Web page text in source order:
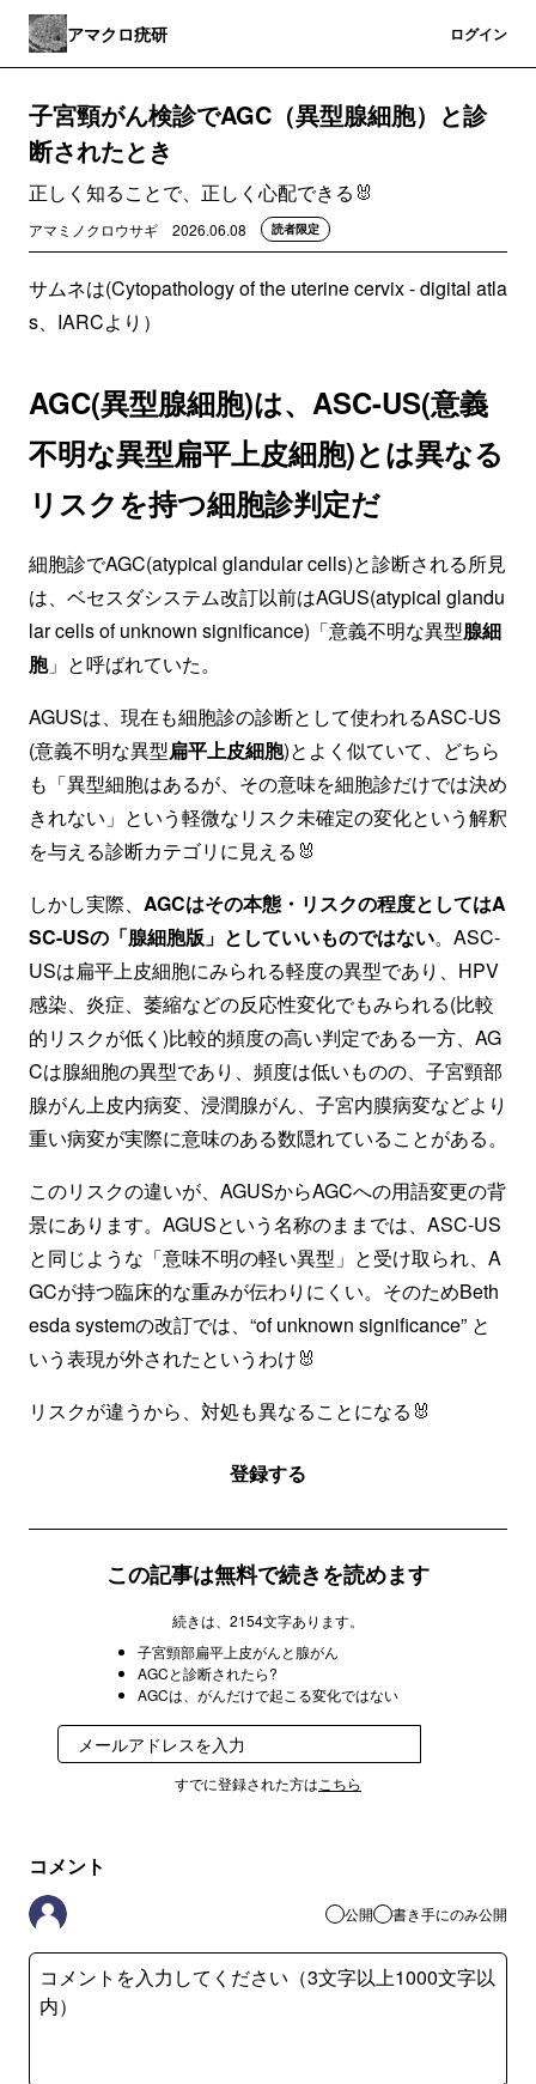
アマクロ疣研 ログイン
子宮頸がん検診でAGC（異型腺細胞）と診
断されたとき
正しく知ることで、正しく心配できる🐰
アマミノクロウサギ 2026.06.08 読者限定
サムネは(Cytopathology of the uterine cervix - digital atla
s、IARCより）
AGC(異型腺細胞)は、ASC-US(意義
不明な異型扁平上皮細胞)とは異なる
リスクを持つ細胞診判定だ
細胞診でAGC(atypical glandular cells)と診断される所見
は、ベセスダシステム改訂以前はAGUS(atypical glandu
lar cells of unknown significance)「意義不明な異型腺細
胞」と呼ばれていた。
AGUSは、現在も細胞診の診断として使われるASC-US
(意義不明な異型扁平上皮細胞)とよく似ていて、どちら
も「異型細胞はあるが、その意味を細胞診だけでは決め
きれない」という軽微なリスク未確定の変化という解釈
を与える診断カテゴリに見える🐰
しかし実際、 AGCはその本態・リスクの程度としてはA
SC-USの「腺細胞版」としていいものではない。ASC-
USは扁平上皮細胞にみられる軽度の異型であり、HPV
感染、炎症、萎縮などの反応性変化でもみられる(比較
的リスクが低く)比較的頻度の高い判定である一方、AG
Cは腺細胞の異型であり、頻度は低いものの、子宮頸部
腺がん上皮内病変、浸潤腺がん、子宮内膜病変などより
重い病変が実際に意味のある数隠れていることがある。
このリスクの違いが、AGUSからAGCへの用語変更の背
景にあります。AGUSという名称のままでは、ASC-US
と同じような「意味不明の軽い異型」と受け取られ、A
GCが持つ臨床的な重みが伝わりにくい。そのためBeth
esda systemの改訂では、“of unknown significance” と
いう表現が外されたというわけ🐰
リスクが違うから、対処も異なることになる🐰
登録する
この記事は無料で続きを読めます
続きは、2154文字あります。
子宮頸部扁平上皮がんと腺がん
AGCと診断されたら?
AGCは、がんだけで起こる変化ではない
すでに登録された方は こちら
コメント
公開 書き手にのみ公開